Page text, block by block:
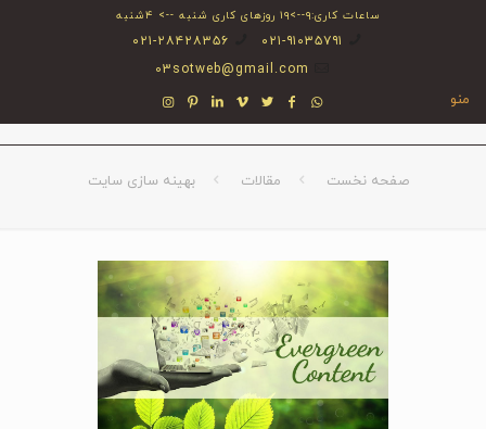
ساعات کاری:۹-->۱۹ روزهای کاری شنبه --> ۴شنبه
۰۲۱-۹۱۰۳۵۷۹۱
۰۲۱-۲۸۴۲۸۳۵۶
03sotweb@gmail.com
منو
صفحه نخست مقالات بهینه سازی سایت